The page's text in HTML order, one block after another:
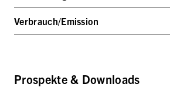
Verbrauch/Emission
Prospekte & Downloads